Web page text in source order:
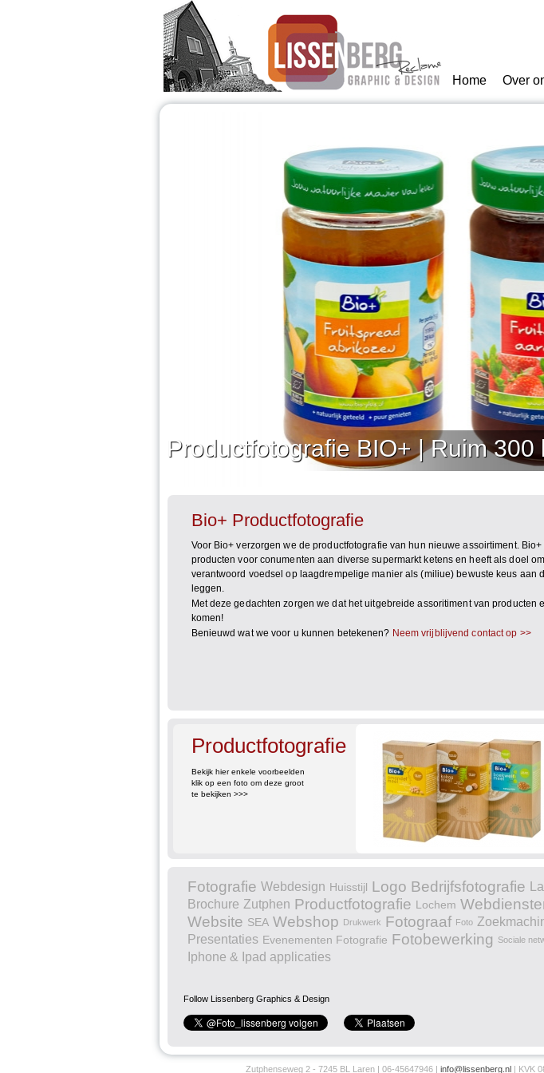
Home Over
Productfotografie BIO+ | Ruim
Bio+ Productfotografie
Voor Bio+ verzorgen we de productfotografie van hun nieuwe assoirtiment.
producten voor conumenten aan diverse supermarkt ketens en heeft als doel
verantwoord voedsel op laagdrempelige manier als (miliue) bewuste keus aan
leggen.
Met deze gedachten zorgen we dat het uitgebreide assoritiment van producten
komen!
Benieuwd wat we voor u kunnen betekenen? Neem vrijblijvend contact op >>
Productfotografie
Bekijk hier enkele voorbeelden
klik op een foto om deze groot
te bekijken >>>
Fotografie Webdesign Huisstijl Logo Bedrijfsfotografie
Brochure Zutphen Productfotografie Lochem
Website SEA Webshop Drukwerk Fotograaf Foto
Presentaties Evenementen Fotografie Fotobewerking Sociale
Iphone & Ipad applicaties
Follow Lissenberg Graphics & Design
Zutphenseweg 2 - 7245 BL Laren | 06-45647946 | info@lissenberg.nl| KVK